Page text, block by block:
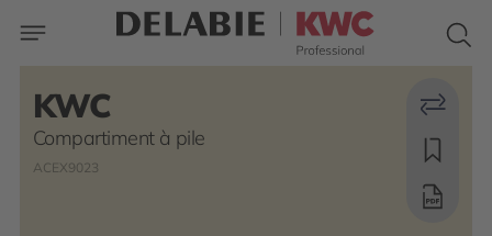
KWC
Compartiment à pile
ACEX9023